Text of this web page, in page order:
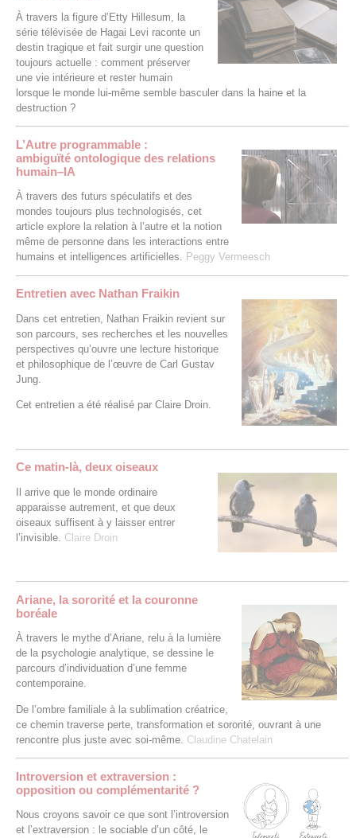
À travers la figure d’Etty Hillesum, la
série télévisée de Hagai Levi raconte un
destin tragique et fait surgir une question
toujours actuelle : comment préserver
une vie intérieure et rester humain
lorsque le monde lui-même semble basculer dans la haine et la
destruction ?
L’Autre programmable :
ambiguïté ontologique des relations
humain–IA
À travers des futurs spéculatifs et des
mondes toujours plus technologisés, cet
article explore la relation à l’autre et la notion
même de personne dans les interactions entre
humains et intelligences artificielles. Peggy Vermeesch
Entretien avec Nathan Fraikin
Dans cet entretien, Nathan Fraikin revient sur
son parcours, ses recherches et les nouvelles
perspectives qu’ouvre une lecture historique
et philosophique de l’œuvre de Carl Gustav
Jung.
Cet entretien a été réalisé par Claire Droin.
Ce matin-là, deux oiseaux
Il arrive que le monde ordinaire
apparaisse autrement, et que deux
oiseaux suffisent à y laisser entrer
l’invisible. Claire Droin
Ariane, la sororité et la couronne
boréale
À travers le mythe d’Ariane, relu à la lumière
de la psychologie analytique, se dessine le
parcours d’individuation d’une femme
contemporaine.
De l’ombre familiale à la sublimation créatrice,
ce chemin traverse perte, transformation et sororité, ouvrant à une
rencontre plus juste avec soi-même. Claudine Chatelain
Introversion et extraversion :
opposition ou complémentarité ?
Nous croyons savoir ce que sont l’introversion
et l’extraversion : le sociable d’un côté, le